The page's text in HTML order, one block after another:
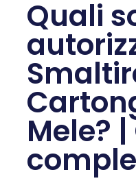
Quali
Mele?